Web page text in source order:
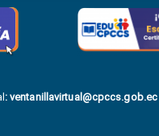
:ventanillavirtual@cpccs.gob.ec